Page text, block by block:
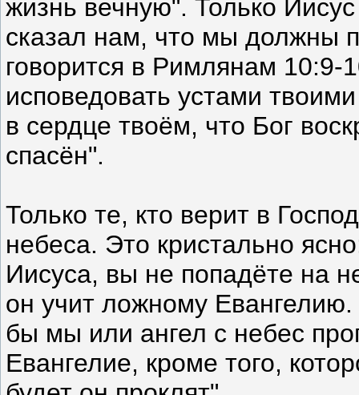
жизнь вечную". Только
сказал нам, что мы должны
говорится в Римлянам 10:9-
исповедовать устами
в сердце твоём, что Бог
спасён".
Только те, кто верит в
небеса. Это кристально
Иисуса, вы не попадёте на
он учит ложному
бы мы или ангел с небес
Евангелие, кроме того,